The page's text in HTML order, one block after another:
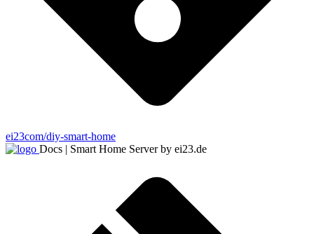
ei23com/diy-smart-home
Docs | Smart Home Server by ei23.de